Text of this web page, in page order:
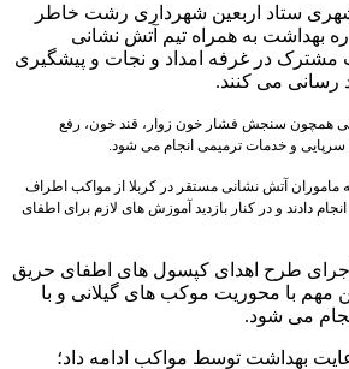
ستاد اربعین شهرداری رشت خاطر
بهداشت به همراه تیم آتش نشانی
در غرفه امداد و نجات و پیشگیری
رسانی می کنند.
همچون سنجش فشار خون زوار، قند خون، رفع
سرپایی و خدمات ترمیمی انجام می شود.
ماموران آتش نشانی مستقر در کربلا از مواکب اطراف
دادند و در کنار بازدید آموزش های لازم برای اطفای
طرح اهدای کپسول های اطفای حریق
مهم با محوریت موکب های گیلانی و با
می شود.
بهداشت توسط مواکب ادامه داد؛